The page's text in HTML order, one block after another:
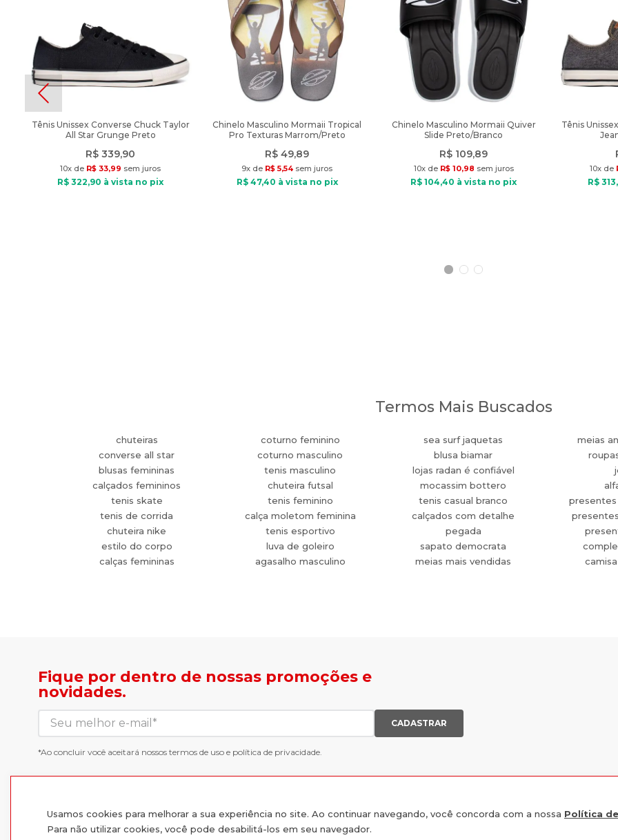
Usamos cookies para melhorar a sua experiência no site. Ao continuar navegando, você concorda com a nossa Política
Para não utilizar cookies, você pode desabilitá-los em seu navegador.
Tênis Unissex Converse Chuck Taylor
All Star Grunge Preto
R$ 339,90
10x de R$ 33,99 sem juros
R$ 322,90 à vista no pix
Chinelo Masculino Mormaii Tropical
Pro Texturas Marrom/Preto
R$ 49,89
9x de R$ 5,54 sem juros
R$ 47,40 à vista no pix
Chinelo Masculino Mormaii Quiver
Slide Preto/Branco
R$ 109,89
10x de R$ 10,98 sem juros
R$ 104,40 à vista no pix
Tênis
10x de
R$ 313,
Termos Mais Buscados
chuteiras
converse all star
blusas femininas
calçados femininos
tenis skate
tenis de corrida
chuteira nike
estilo do corpo
calças femininas
coturno feminino
coturno masculino
tenis masculino
chuteira futsal
tenis feminino
calça moletom feminina
tenis esportivo
luva de goleiro
agasalho masculino
sea surf jaquetas
blusa biamar
lojas radan é confiável
mocassim bottero
tenis casual branco
calçados com detalhe
pegada
sapato democrata
meias mais vendidas
meias
presentes
Fique por dentro de nossas promoções e
novidades.
CADASTRAR
*Ao concluir você aceitará nossos termos de uso e política de privacidade.